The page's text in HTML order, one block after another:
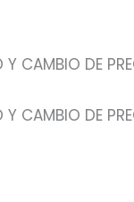
CAMBIO DE
Y CAMBIO